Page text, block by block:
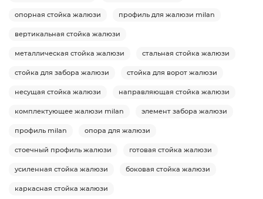
опорная стойка жалюзи профиль для жалюзи milan
вертикальная стойка жалюзи
металлическая стойка жалюзи стальная стойка жалюзи
стойка для забора жалюзи стойка для ворот жалюзи
несущая стойка жалюзи направляющая стойка жалюзи
комплектующее жалюзи milan элемент забора жалюзи
профиль milan опора для жалюзи
стоечный профиль жалюзи готовая стойка жалюзи
усиленная стойка жалюзи боковая стойка жалюзи
каркасная стойка жалюзи